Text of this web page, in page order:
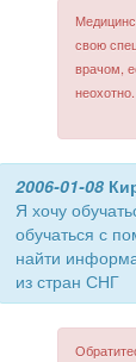
свою
врачом,
неохотно.
2006-01-08
Я хочу
обучаться с
найти
из стран СНГ